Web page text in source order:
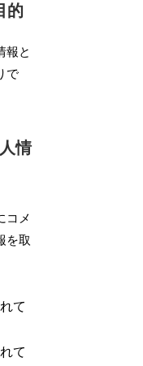
的
報と
で
情
コメ
を取
て
て